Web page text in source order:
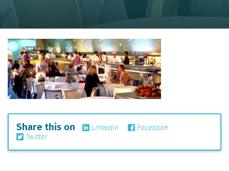
Share this on Linkedin
Facebook
Twitter